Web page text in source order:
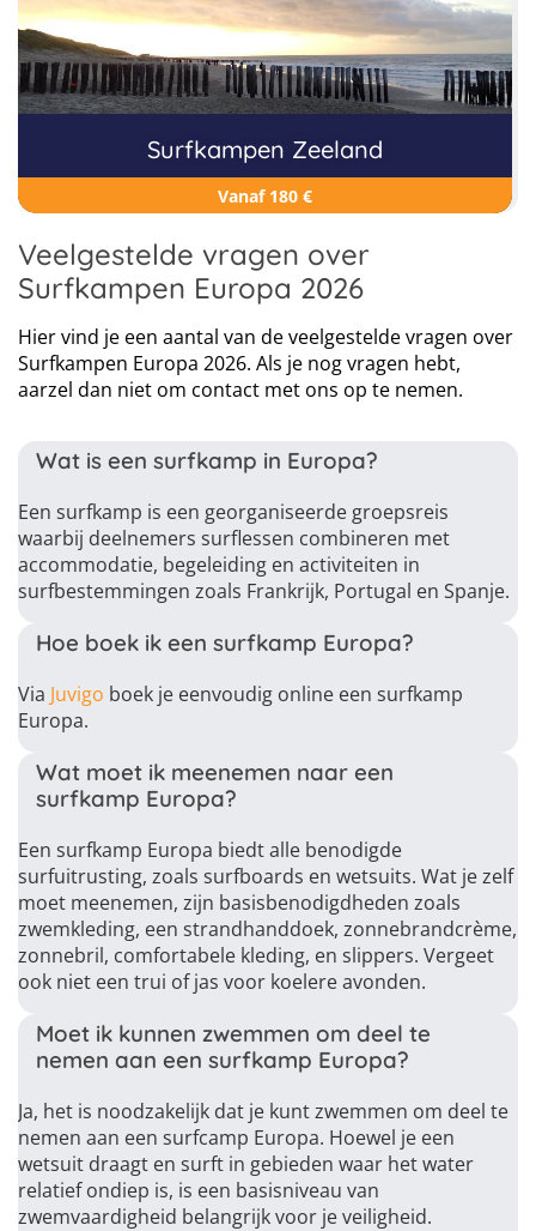
Surfkampen Zeeland
Vanaf 180 €
Veelgestelde vragen over
Surfkampen Europa 2026
Hier vind je een aantal van de veelgestelde vragen over
Surfkampen Europa 2026. Als je nog vragen hebt,
aarzel dan niet om contact met ons op te nemen.
Wat is een surfkamp in Europa?
Een surfkamp is een georganiseerde groepsreis
waarbij deelnemers surflessen combineren met
accommodatie, begeleiding en activiteiten in
surfbestemmingen zoals Frankrijk, Portugal en Spanje.
Hoe boek ik een surfkamp Europa?
Via Juvigo boek je eenvoudig online een surfkamp
Europa.
Wat moet ik meenemen naar een
surfkamp Europa?
Een surfkamp Europa biedt alle benodigde
surfuitrusting, zoals surfboards en wetsuits. Wat je zelf
moet meenemen, zijn basisbenodigdheden zoals
zwemkleding, een strandhanddoek, zonnebrandcrème,
zonnebril, comfortabele kleding, en slippers. Vergeet
ook niet een trui of jas voor koelere avonden.
Moet ik kunnen zwemmen om deel te
nemen aan een surfkamp Europa?
Ja, het is noodzakelijk dat je kunt zwemmen om deel te
nemen aan een surfcamp Europa. Hoewel je een
wetsuit draagt en surft in gebieden waar het water
relatief ondiep is, is een basisniveau van
zwemvaardigheid belangrijk voor je veiligheid.